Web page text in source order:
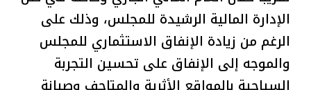
الإدارة المالية الرشيدة للمجلس، وذلك على
الرغم من زيادة الإنفاق الاستثماري للمجلس
والموجه إلى الإنفاق على تحسين التجربة